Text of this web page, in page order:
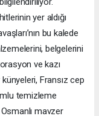
yer aldığı
bu kalede
belgelerini
ve kazı
künyeleri, Fransız cep
temizleme
mavzer